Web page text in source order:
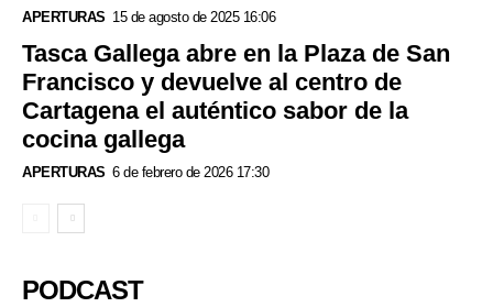
APERTURAS 15 de agosto de 2025 16:06
Tasca Gallega abre en la Plaza de San
Francisco y devuelve al centro de
Cartagena el auténtico sabor de la
cocina gallega
APERTURAS 6 de febrero de 2026 17:30
PODCAST